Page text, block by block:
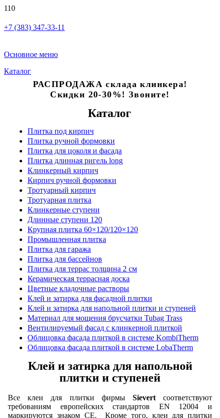
+7 (383) 347-33-11
Основное меню
Каталог
РАСПРОДАЖА склада клинкера!
Скидки 20-30%! Звоните!
Каталог
Плитка под кирпич
Плитка ручной формовки
Плитка для цоколя и фасада
Плитка длинная ригель long
Клинкерный кирпич
Кирпич ручной формовки
Тротуарный кирпич
Тротуарная плитка
Клинкерные ступени
Длинные ступени 120
Крупная плитка 60×120/120×120
Промышленная плитка
Плитка для гаража
Плитка для бассейнов
Плитка для террас толщина 2 см
Керамическая террасная доска
Цветные кладочные растворы
Клей и затирка для фасадной плитки
Клей и затирка для напольной плитки и ступеней
Материал для мощения брусчатки Tubag Trass
Вентилируемый фасад с клинкерной плиткой
Облицовка фасада плиткой в системе KombiTherm
Облицовка фасада плиткой в системе LobaTherm
Клей и затирка для напольной
плитки и ступеней
Все клеи для плитки фирмы Sievertсоответствуют
требованиям европейских стандартов EN 12004 и
маркируются знаком CE. Кроме того, клеи для плитки